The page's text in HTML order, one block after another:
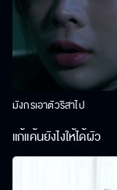
มังกรเอาตัวริสาไป
แก้แค้นยังไงให้ได้ผัว